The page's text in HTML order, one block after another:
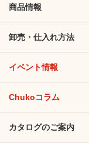
商品情報
卸売・仕入れ方法
イベント情報
Chukoコラム
カタログのご案内